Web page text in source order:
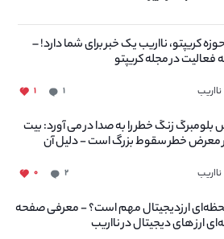
کریپتو، نااریب یک خبر برای شما دارد! –
در مجله کریپتو
نااریب ۱ ۱
بلومبرگ زنگ خطر را به صدا در می آورد: بیت
معرض خطر سقوط بزرگ است - دلیل آن
نااریب ۲ ۰
لحظه‌ای ارزدیجیتال مهم است؟ - معرفی صفحه
ارز های دیجیتال در نااریب